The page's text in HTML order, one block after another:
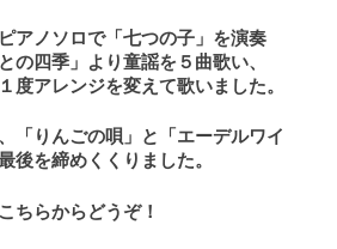
アノソロで「七つの子」を演奏
の四季」より童謡を５曲歌い、
度アレンジを変えて歌いました。
「りんごの唄」と「エーデルワイ
後を締めくくりました。
ちらからどうぞ！